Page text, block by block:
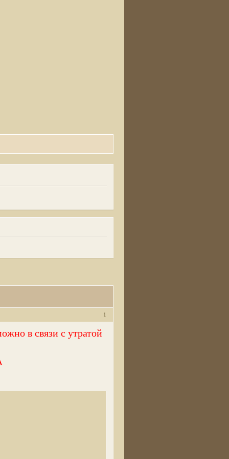
1
в связи с утратой